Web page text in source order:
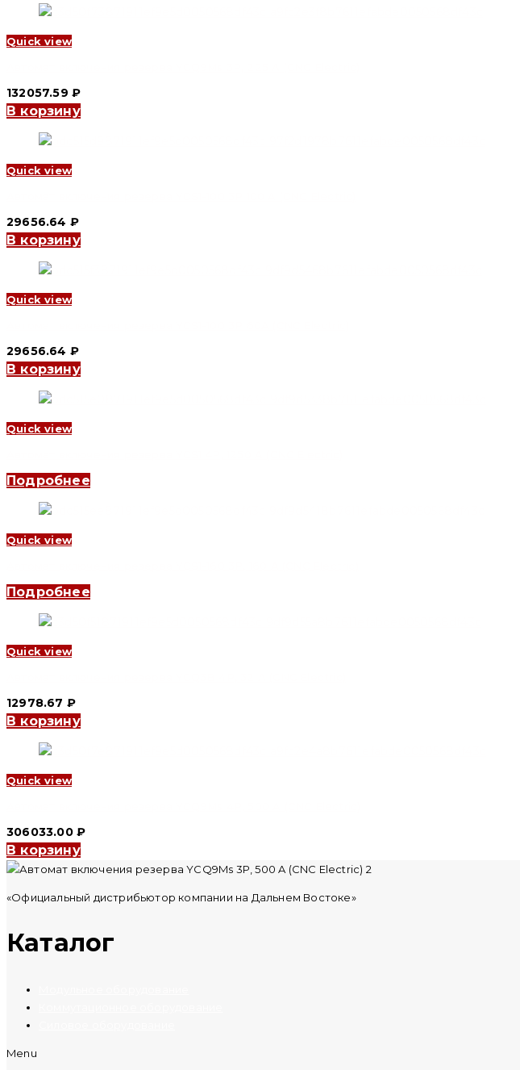
Quick view
132057.59 ₽
В корзину
Quick view
29656.64 ₽
В корзину
Quick view
29656.64 ₽
В корзину
Quick view
Подробнее
Quick view
Подробнее
Quick view
12978.67 ₽
В корзину
Quick view
306033.00 ₽
В корзину
«Официальный дистрибьютор компании на Дальнем Востоке»
Каталог
Menu